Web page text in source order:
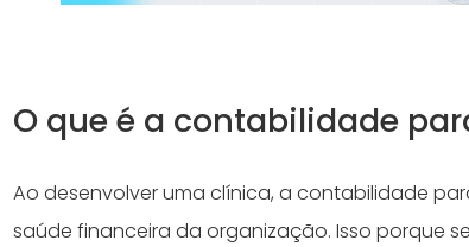
O que é a contabilidade
Ao desenvolver uma clínica, a contabilidade
saúde financeira da organização. Isso porque